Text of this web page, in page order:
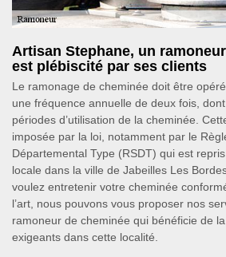
Artisan Stephane, un
est plébiscité par ses clients
Le ramonage de cheminée doit être
une fréquence annuelle de deux fois,
périodes d’utilisation de la cheminée.
imposée par la loi, notamment par le
Départemental Type (RSDT) qui est
locale dans la ville de Jabeilles Les
voulez entretenir votre cheminée
l’art, nous pouvons vous proposer nos
ramoneur de cheminée qui bénéficie de
exigeants dans cette localité.